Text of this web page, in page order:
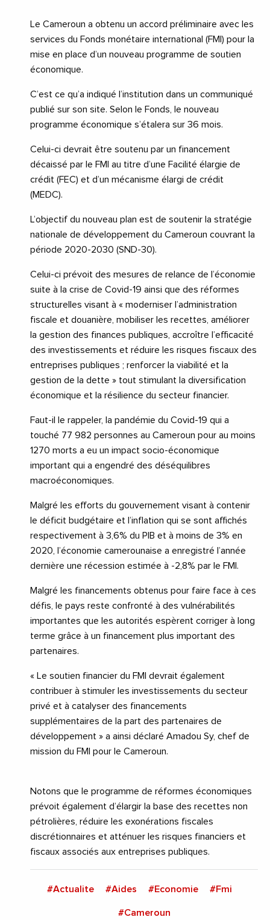
Le Cameroun a obtenu un accord préliminaire avec les
services du Fonds monétaire international (FMI) pour la
mise en place d’un nouveau programme de soutien
économique.
C’est ce qu’a indiqué l’institution dans un communiqué
publié sur son site. Selon le Fonds, le nouveau
programme économique s’étalera sur 36 mois.
Celui-ci devrait être soutenu par un financement
décaissé par le FMI au titre d’une Facilité élargie de
crédit (FEC) et d’un mécanisme élargi de crédit
(MEDC).
L’objectif du nouveau plan est de soutenir la stratégie
nationale de développement du Cameroun couvrant la
période 2020-2030 (SND-30).
Celui-ci prévoit des mesures de relance de l’économie
suite à la crise de Covid-19 ainsi que des réformes
structurelles visant à « moderniser l’administration
fiscale et douanière, mobiliser les recettes, améliorer
la gestion des finances publiques, accroître l’efficacité
des investissements et réduire les risques fiscaux des
entreprises publiques ; renforcer la viabilité et la
gestion de la dette » tout stimulant la diversification
économique et la résilience du secteur financier.
Faut-il le rappeler, la pandémie du Covid-19 qui a
touché 77 982 personnes au Cameroun pour au moins
1270 morts a eu un impact socio-économique
important qui a engendré des déséquilibres
macroéconomiques.
Malgré les efforts du gouvernement visant à contenir
le déficit budgétaire et l’inflation qui se sont affichés
respectivement à 3,6% du PIB et à moins de 3% en
2020, l’économie camerounaise a enregistré l’année
dernière une récession estimée à -2,8% par le FMI.
Malgré les financements obtenus pour faire face à ces
défis, le pays reste confronté à des vulnérabilités
importantes que les autorités espèrent corriger à long
terme grâce à un financement plus important des
partenaires.
« Le soutien financier du FMI devrait également
contribuer à stimuler les investissements du secteur
privé et à catalyser des financements
supplémentaires de la part des partenaires de
développement » a ainsi déclaré Amadou Sy, chef de
mission du FMI pour le Cameroun.
Notons que le programme de réformes économiques
prévoit également d’élargir la base des recettes non
pétrolières, réduire les exonérations fiscales
discrétionnaires et atténuer les risques financiers et
fiscaux associés aux entreprises publiques.
#Actualite #Aides #Economie #Fmi
#Cameroun